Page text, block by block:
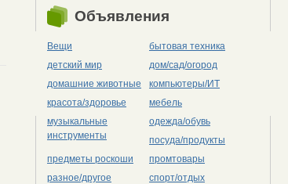
Объявления
Вещи
бытовая техника
детский мир
дом/сад/огород
домашние животные
компьютеры/ИТ
красота/здоровье
мебель
музыкальные
инструменты
одежда/обувь
посуда/продукты
предметы роскоши
промтовары
разное/другое
спорт/отдых